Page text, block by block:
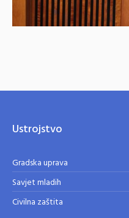
Ustrojstvo
Gradska uprava
Savjet mladih
Civilna zaštita